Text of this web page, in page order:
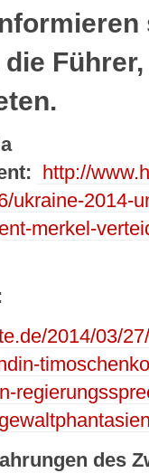
http://
ukraine-2014-
merkel-
2014/03/
des